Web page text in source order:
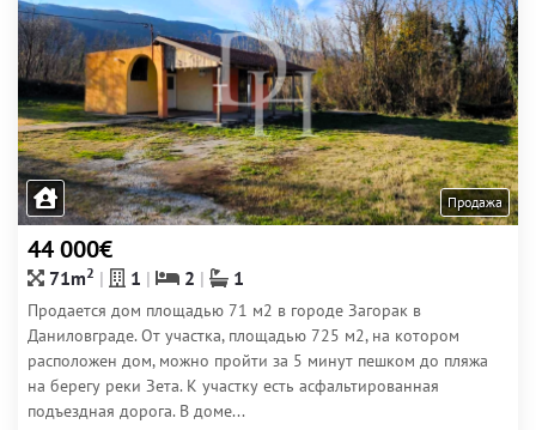
Продажа
44 000€
71m2 1 2 1
Продается дом площадью 71 м2 в городе Загорак в
Даниловграде. От участка, площадью 725 м2, на котором
расположен дом, можно пройти за 5 минут пешком до пляжа
на берегу реки Зета. К участку есть асфальтированная
подъездная дорога. В доме...